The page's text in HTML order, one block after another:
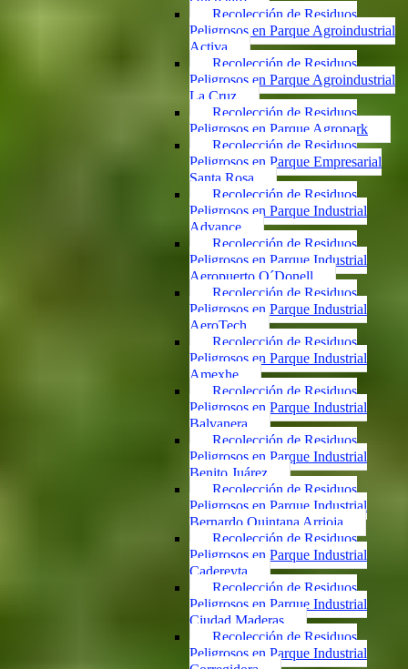
Recolección de Residuos
Peligrosos en Parque Agroindustrial
Activa
Recolección de Residuos
Peligrosos en Parque Agroindustrial
La Cruz
Recolección de Residuos
Peligrosos en Parque Agropark
Recolección de Residuos
Peligrosos en Parque Empresarial
Santa Rosa
Recolección de Residuos
Peligrosos en Parque Industrial
Advance
Recolección de Residuos
Peligrosos en Parque Industrial
Aeropuerto O´Donell
Recolección de Residuos
Peligrosos en Parque Industrial
AeroTech
Recolección de Residuos
Peligrosos en Parque Industrial
Amexhe
Recolección de Residuos
Peligrosos en Parque Industrial
Balvanera
Recolección de Residuos
Peligrosos en Parque Industrial
Benito Juárez
Recolección de Residuos
Peligrosos en Parque Industrial
Bernardo Quintana Arrioja
Recolección de Residuos
Peligrosos en Parque Industrial
Cadereyta
Recolección de Residuos
Peligrosos en Parque Industrial
Ciudad Maderas
Recolección de Residuos
Peligrosos en Parque Industrial